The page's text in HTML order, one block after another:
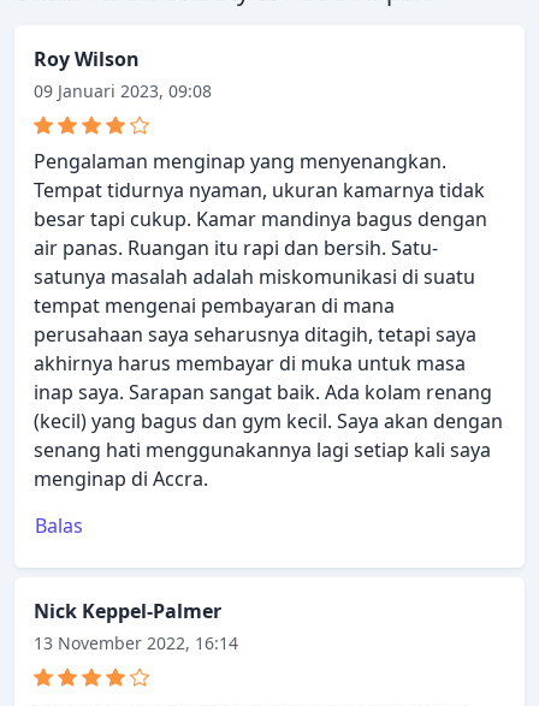
Roy Wilson
09 Januari 2023, 09:08
Pengalaman menginap yang menyenangkan.
Tempat tidurnya nyaman, ukuran kamarnya tidak
besar tapi cukup. Kamar mandinya bagus dengan
air panas. Ruangan itu rapi dan bersih. Satu-
satunya masalah adalah miskomunikasi di suatu
tempat mengenai pembayaran di mana
perusahaan saya seharusnya ditagih, tetapi saya
akhirnya harus membayar di muka untuk masa
inap saya. Sarapan sangat baik. Ada kolam renang
(kecil) yang bagus dan gym kecil. Saya akan dengan
senang hati menggunakannya lagi setiap kali saya
menginap di Accra.
Balas
Nick Keppel-Palmer
13 November 2022, 16:14